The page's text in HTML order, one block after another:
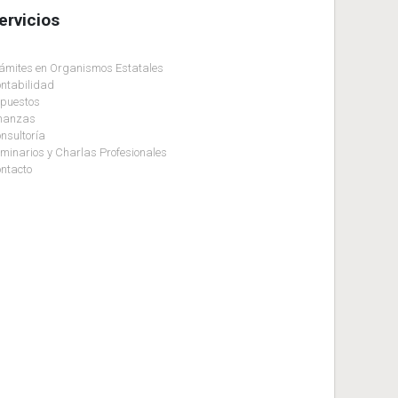
en Organismos Estatales
y Charlas Profesionales